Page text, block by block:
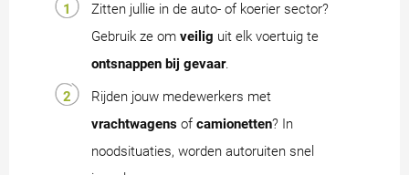
Zitten jullie in de auto- of koerier sector?
Gebruik ze om veilig uit elk voertuig te
ontsnappen bij gevaar.
Rijden jouw medewerkers met
vrachtwagens of camionetten? In
noodsituaties, worden autoruiten snel